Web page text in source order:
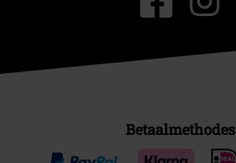
Betaalmethodes